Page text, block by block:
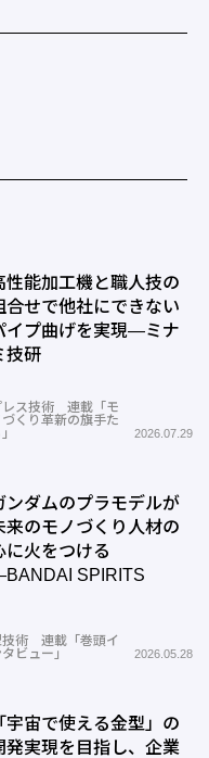
性能加工機と職人技の
合せで他社にできない
イプ曲げを実現―ミナ
技研
レス技術 連載「モ
づくり革新の旗手た
2026.07.29
ンダムのプラモデルが
来のモノづくり人材の
に火をつける
SPIRITS
技術 連載「巻頭イ
タビュー」
2026.05.28
宇宙で使える金型」の
発実現を目指し、企業